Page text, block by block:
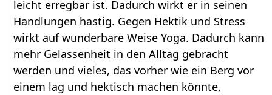
leicht erregbar ist. Dadurch wirkt er in seinen
Handlungen hastig. Gegen Hektik und Stress
wirkt auf wunderbare Weise Yoga. Dadurch kann
mehr Gelassenheit in den Alltag gebracht
werden und vieles, das vorher wie ein Berg vor
einem lag und hektisch machen könnte,